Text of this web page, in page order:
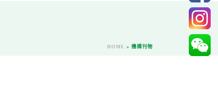
HOME » 機構刊物